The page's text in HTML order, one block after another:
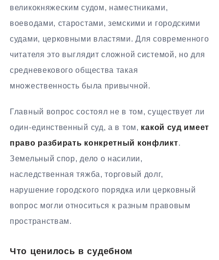
великокняжеским судом, наместниками,
воеводами, старостами, земскими и городскими
судами, церковными властями. Для современного
читателя это выглядит сложной системой, но для
средневекового общества такая
множественность была привычной.
Главный вопрос состоял не в том, существует ли
один-единственный суд, а в том, какой суд имеет
право разбирать конкретный конфликт.
Земельный спор, дело о насилии,
наследственная тяжба, торговый долг,
нарушение городского порядка или церковный
вопрос могли относиться к разным правовым
пространствам.
Что ценилось в судебном